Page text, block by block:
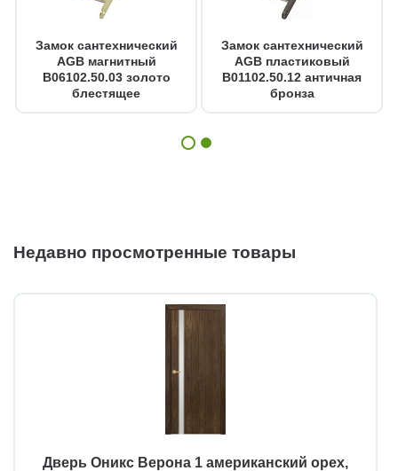
Замок сантехнический
AGB магнитный
B06102.50.03 золото
блестящее
Замок сантехнический
AGB пластиковый
B01102.50.12 античная
бронза
Недавно просмотренные товары
Дверь Оникс Верона 1 американский орех,